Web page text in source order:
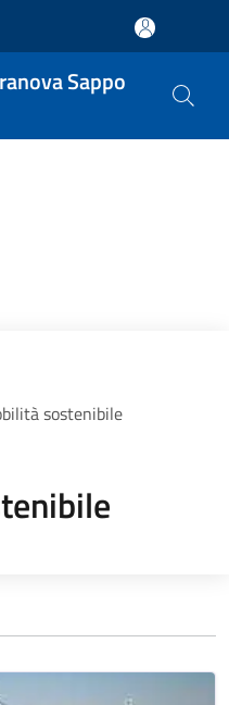
Sappo
sostenibile